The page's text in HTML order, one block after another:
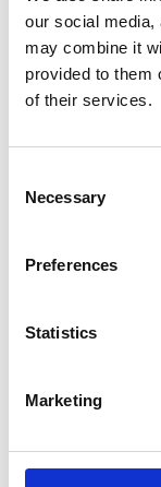
our social media,
may combine it
provided to them
of their services.
Selection
Necessary
Preferences
Statistics
Marketing
Liste de